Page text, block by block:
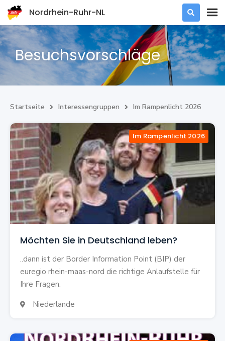
Nordrhein-Ruhr-NL 
Besuchsvorschläge
Startseite  Interessengruppen  Im Rampenlicht 2026
Im Rampenlicht 2026
Möchten Sie in Deutschland leben?
..dann ist der Border Information Point (BIP) der
euregio rhein-maas-nord die richtige Anlaufstelle für
Ihre Fragen.
 Niederlande